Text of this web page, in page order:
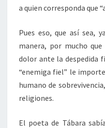
a quien corresponda que
Pues eso, que así sea,
manera, por mucho
dolor ante la despedida
“enemiga fiel” le
humano de
religiones.
El poeta de Tábara